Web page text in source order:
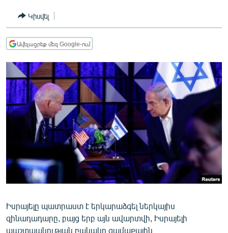
ՏՆՏԵՍՈՒԹՅՈՒՆ
ՂԱՐԱԲԱՂ
ՊԱՏԵՐԱԶՄԻ 6 ՇԱԲԱԹՆԵՐԸ
ՏԱՐԱԾԱՇՐՋԱՆ
ՄԻՋԱԶԳԱՅԻՆ
ՄՇԱԿՈՒՅԹ
ՍՊՈՐՏ
ՄԵԿՆԱԲԱՆՈՒԹՅՈՒՆ
ՏՏ ԵՒ ԻՆՏԵՐՆԵՏ
ԱՐԽԻՎ
ՏԵՍԱՆՅՈՒԹԵՐ
Կիսվել
Ավելացրեք մեզ Google-ում
Իսրայելը պատրաստ է երկարաձգել ներկայիս
զինադադարը, բայց երբ այն ավարտվի, Իսրայելի
պաշտպանության բանակը ցամաքային